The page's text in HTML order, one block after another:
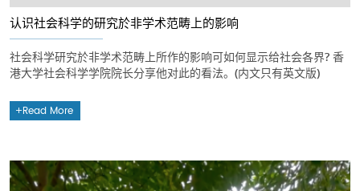
认识社会科学的研究於非学术范畴上的影响
社会科学研究於非学术范畴上所作的影响可如何显示给社会各界? 香
港大学社会科学学院院长分享他对此的看法。(内文只有英文版)
Read More